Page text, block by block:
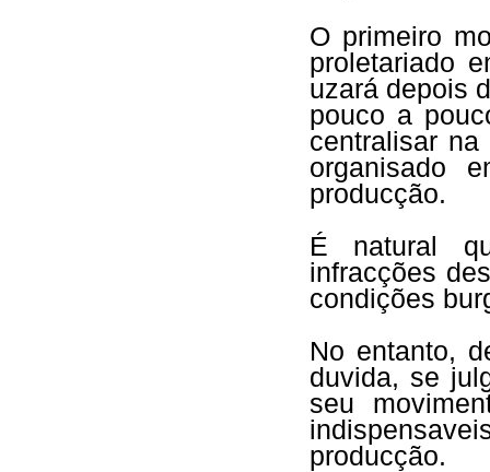
O primeiro
proletariado
uzará depois
pouco a
centralisar
organisado
producção.
É natural
infracções
condições
No entanto,
duvida, se
seu
producção.